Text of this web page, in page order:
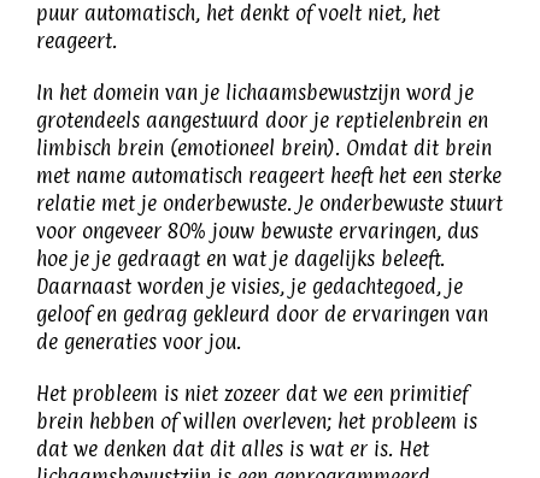
puur automatisch, het denkt of voelt niet, het
reageert.
In het domein van je lichaamsbewustzijn word je
grotendeels aangestuurd door je reptielenbrein en
limbisch brein (emotioneel brein). Omdat dit brein
met name automatisch reageert heeft het een sterke
relatie met je onderbewuste. Je onderbewuste stuurt
voor ongeveer 80% jouw bewuste ervaringen, dus
hoe je je gedraagt en wat je dagelijks beleeft.
Daarnaast worden je visies, je gedachtegoed, je
geloof en gedrag gekleurd door de ervaringen van
de generaties voor jou.
Het probleem is niet zozeer dat we een primitief
brein hebben of willen overleven; het probleem is
dat we denken dat dit alles is wat er is. Het